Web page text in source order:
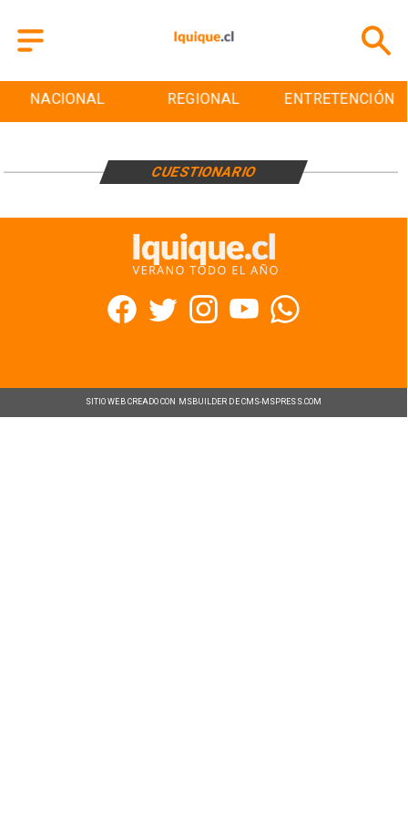
NACIONAL REGIONAL ENTRETENCIÓN
CUESTIONARIO
SITIO WEB CREADO CON MSBUILDER DE CMS-MSPRESS.COM